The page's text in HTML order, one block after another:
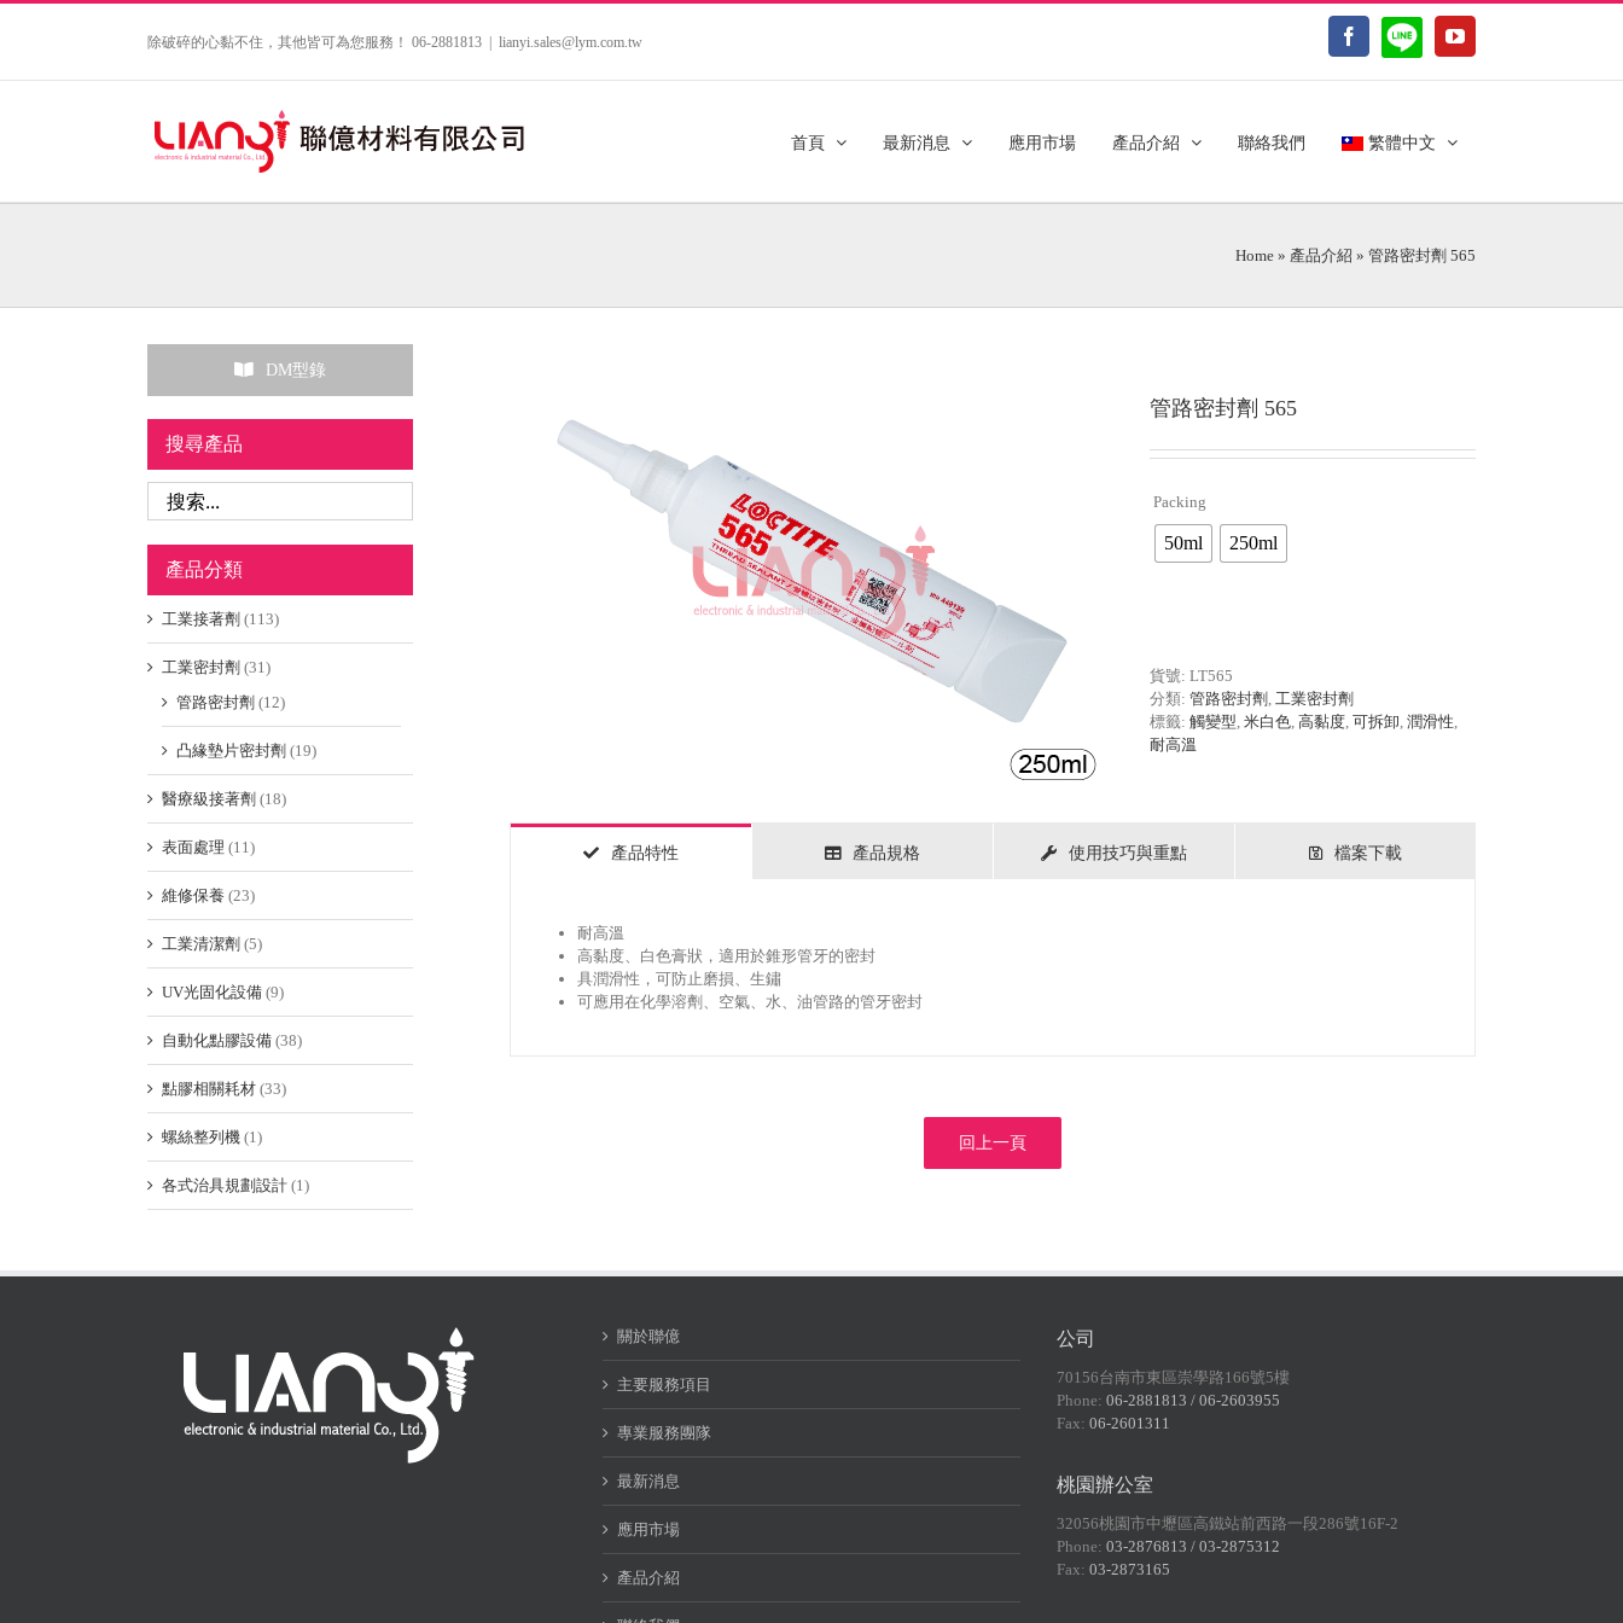
除破碎的心黏不住，其他皆可為您服務！ 06-2881813 | lianyi.sales@lym.com.tw Facebook
LINE@ YouTube
首頁 最新消息 應用市場 產品介紹 聯絡我們 繁體中文
Home » 產品介紹 » 管路密封劑 565
管路密封劑 565
Packing
50ml 250ml
貨號: LT565
分類: 管路密封劑 , 工業密封劑
標籤: 觸變型, 米白色, 高黏度, 可拆卸, 潤滑性,
耐高溫
產品特性 產品規格 使用技巧與重點 檔案下載
耐高溫
高黏度、白色膏狀，適用於錐形管牙的密封
具潤滑性，可防止磨損、生鏽
可應用在化學溶劑、空氣、水、油管路的管牙密封
回上一頁
DM型錄
搜尋產品
產品分類
工業接著劑 (113)
工業密封劑 (31)
管路密封劑 (12)
凸緣墊片密封劑 (19)
醫療級接著劑 (18)
表面處理 (11)
維修保養 (23)
工業清潔劑 (5)
UV光固化設備 (9)
自動化點膠設備 (38)
點膠相關耗材 (33)
螺絲整列機 (1)
各式治具規劃設計 (1)
關於聯億
主要服務項目
專業服務團隊
最新消息
應用市場
產品介紹
公司
70156台南市東區崇學路166號5樓
Phone:06-2881813 / 06-2603955
Fax:06-2601311
桃園辦公室
32056桃園市中壢區高鐵站前西路一段286號16F-2
Phone:03-2876813 / 03-2875312
Fax:03-2873165